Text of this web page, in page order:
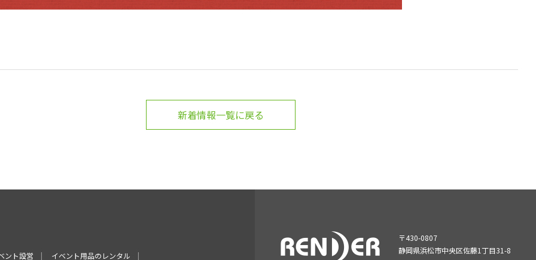
新着情報一覧に戻る
ント設営 イベント用品のレンタル
〒430-0807
静岡県浜松市中央区佐藤1丁目31-8